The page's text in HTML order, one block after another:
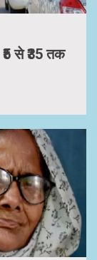
से ₹35 तक